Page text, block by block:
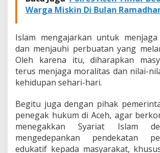
Warga Miskin Di Bulan
Islam mengajarkan untuk
dan menjauhi perbuatan yang
Oleh karena itu, diharapkan
terus menjaga moralitas dan nilai-
kehidupan sehari-hari.
Begitu juga dengan pihak
penegak hukum di Aceh, agar
menegakkan Syariat Islam
mengedepankan pendekatan
edukatif kepada masyarakat,